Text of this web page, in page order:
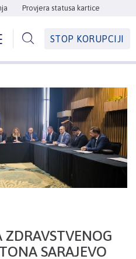
Provjera statusa kartice
STOP KORUPCIJI
ZDRAVSTVENOG
SARAJEVO